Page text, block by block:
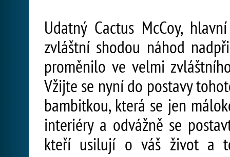
Udatný Cactus McCoy,
zvláštní shodou náhod
proměnilo ve velmi
Vžijte se nyní do postavy
bambitkou, která se jen
interiéry a odvážně se
kteří usilují o váš život a